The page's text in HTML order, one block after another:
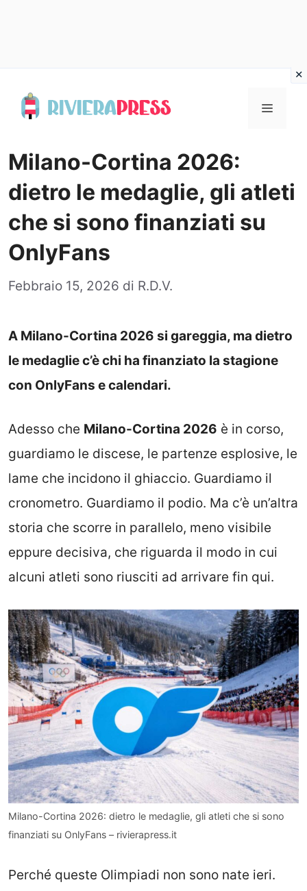
Menu
Milano-Cortina 2026:
dietro le medaglie, gli atleti
che si sono finanziati su
OnlyFans
Febbraio 15, 2026 di R.D.V.
A Milano-Cortina 2026 si gareggia, ma dietro
le medaglie c’è chi ha finanziato la stagione
con OnlyFans e calendari.
Adesso che Milano-Cortina 2026 è in corso,
guardiamo le discese, le partenze esplosive, le
lame che incidono il ghiaccio. Guardiamo il
cronometro. Guardiamo il podio. Ma c’è un’altra
storia che scorre in parallelo, meno visibile
eppure decisiva, che riguarda il modo in cui
alcuni atleti sono riusciti ad arrivare fin qui.
Milano-Cortina 2026: dietro le medaglie, gli atleti che si sono
finanziati su OnlyFans – rivierapress.it
Perché queste Olimpiadi non sono nate ieri.